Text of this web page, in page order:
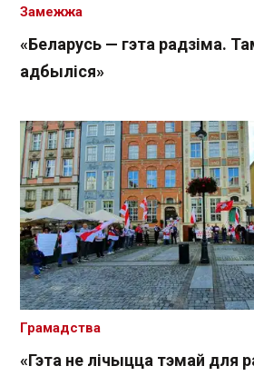
«Беларусь — гэта радзіма.
адбыліся»
Замежжа
«Гэта не лічыцца тэмай для
Грамадства